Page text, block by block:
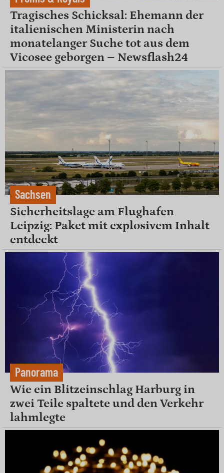
Tragisches Schicksal: Ehemann der
italienischen Ministerin nach
monatelanger Suche tot aus dem
Vicosee geborgen – Newsflash24
Sachsen
Sicherheitslage am Flughafen
Leipzig: Paket mit explosivem Inhalt
entdeckt
Panorama
Wie ein Blitzeinschlag Harburg in
zwei Teile spaltete und den Verkehr
lahmlegte